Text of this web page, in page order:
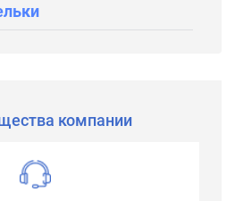
компании